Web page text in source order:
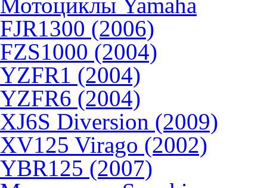
FJR1300 (2006)
FZS1000 (2004)
YZFR1 (2004)
YZFR6 (2004)
XJ6S Diversion (2009)
XV125 Virago (2002)
YBR125 (2007)